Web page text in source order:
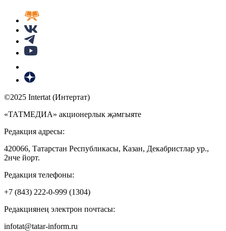
©2025 Intertat (Интертат)
«ТАТМЕДИА» акционерлык җәмгыяте
Редакция адресы:
420066, Татарстан Республикасы, Казан, Декабристлар ур.,
2нче йорт.
Редакция телефоны:
+7 (843) 222-0-999 (1304)
Редакциянең электрон почтасы:
infotat@tatar-inform.ru